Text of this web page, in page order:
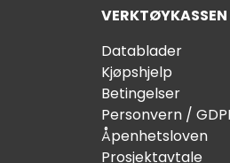
VERKTØYKASSEN
Datablader
Kjøpshjelp
Betingelser
Personvern /
Åpenhetsloven
Prosjektavtale